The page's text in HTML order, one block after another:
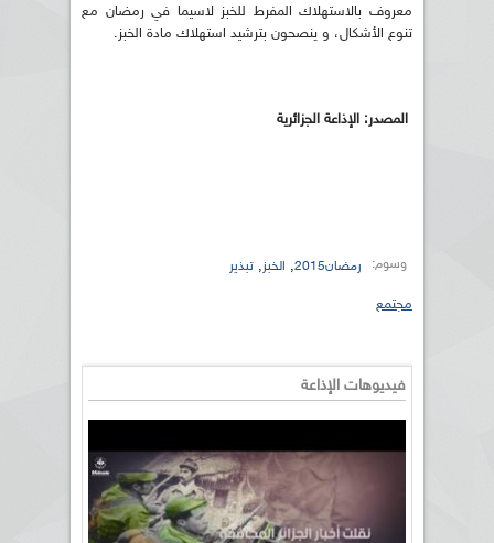
معروف بالاستهلاك المفرط للخبز لاسيما في رمضان مع
تنوع الأشكال، و ينصحون بترشيد استهلاك مادة الخبز.
المصدر: الإذاعة الجزائرية
وسوم: رمضان2015 , الخبز, تبذير
مجتمع
فيديوهات الإذاعة